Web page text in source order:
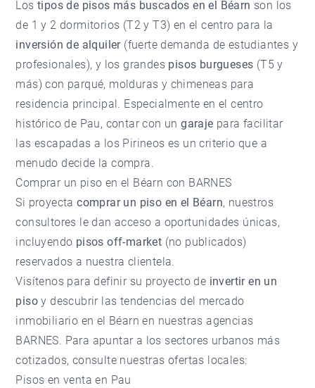
Lostipos de pisos más buscados en el Béarn son los
de 1 y 2 dormitorios (T2 y T3) en el centro para la
inversión de alquiler(fuerte demanda de estudiantes y
profesionales), y los grandes pisos burgueses (T5 y
más) con parqué, molduras y chimeneas para
residencia principal. Especialmente en el centro
histórico de Pau, contar con ungaraje para facilitar
las escapadas a los Pirineos es un criterio que a
menudo decide la compra.
Comprar un piso en el Béarn con BARNES
Si proyectacomprar un piso en el Béarn, nuestros
consultores le dan acceso a oportunidades únicas,
incluyendo pisos off-market (no publicados)
reservados a nuestra clientela.
Visítenos para definir su proyecto de invertir en un
piso y descubrir las tendencias del mercado
inmobiliario en el Béarn en nuestrasagencias
BARNES. Para apuntar a los sectores urbanos más
cotizados, consulte nuestras ofertas locales:
Pisos en venta en Pau